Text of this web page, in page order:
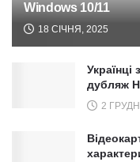
Windows 10/11
18 СІЧНЯ, 2025
дубляж
2